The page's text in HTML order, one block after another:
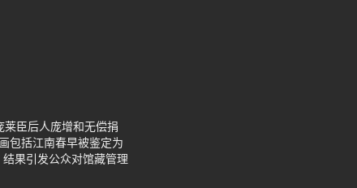
臣后人庞增和无偿捐
包括江南春早被鉴定为
果引发公众对馆藏管理